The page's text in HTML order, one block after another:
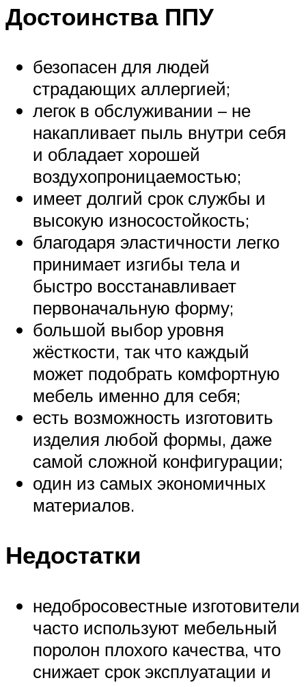
Достоинства ППУ
безопасен для людей
страдающих аллергией;
легок в обслуживании – не
накапливает пыль внутри себя
и обладает хорошей
воздухопроницаемостью;
имеет долгий срок службы и
высокую износостойкость;
благодаря эластичности легко
принимает изгибы тела и
быстро восстанавливает
первоначальную форму;
большой выбор уровня
жёсткости, так что каждый
может подобрать комфортную
мебель именно для себя;
есть возможность изготовить
изделия любой формы, даже
самой сложной конфигурации;
один из самых экономичных
материалов.
Недостатки
недобросовестные изготовители
часто используют мебельный
поролон плохого качества, что
снижает срок эксплуатации и